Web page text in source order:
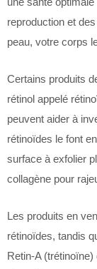
reproduction et
peau, votre corps
Certains produits
rétinol appelé
peuvent aider à
rétinoïdes le font
surface à exfolier
collagène pour
Les produits en
rétinoïdes, tandis
Retin-A